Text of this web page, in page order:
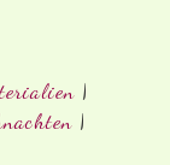
|
|